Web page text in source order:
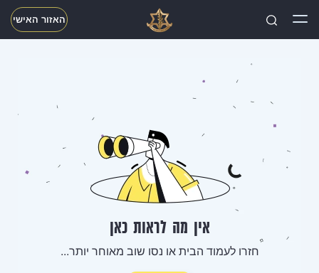
חפשו האזור האישי
אין מה לראות כאן
חזרו לעמוד הבית או נסו שוב מאוחר יותר...